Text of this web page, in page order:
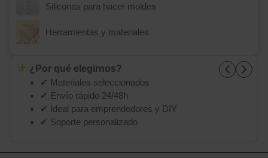
Siliconas para hacer moldes
Herramientas y materiales
¿Por qué elegirnos?
✔ Materiales seleccionados
✔ Envío rápido 24/48h
✔ Ideal para emprendedores y DIY
✔ Soporte personalizado